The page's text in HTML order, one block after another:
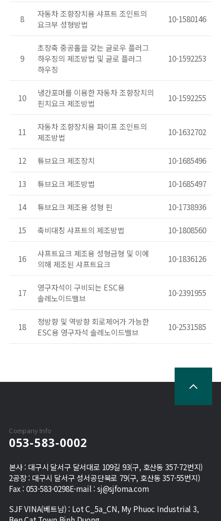
8
자동차 조향장치용 샤프트 조인트의
요크부 성형방법
10-1580146
9
초장축 중공홀을 갖는 글로우 플러그
하우징의 제조방법 및 글로 플러그
하우징
10-1592253
10
냉간포머를 이용한 자동차 조향장치의
핀치요크 제조방법
10-1592255
11
자동차 조향장치용 파이프 조인트의
제조방법
10-1632702
12 튜브요크 제조장치 10-1685496
13 튜브요크 제조방법 10-1685497
14 튜브요크 제조용 성형 핀 10-1738936
15 축비대칭 샤프트의 제조방법 10-1808560
16
샤프트요크 제조용 성형금형 및 이에
의해 제조된 샤프트요크
10-1836126
17
영구자석이 구비되는 ESC용
솔레노이드밸브
10-2391955
18
정방향 및 역방향 회로제어가 가능한
ESC용 영구자석 솔레노이드밸브
10-2531585
Company Info
053-583-0002
본사 : 대구시 달서구 달서대로 109길 93(구, 호산동 357-72번지)
2공장 : 대구시 달서구 성서공단북로 79(구, 호산동 357-55번지)
Fax : 053-583-0298E-mail : sj@sjfoma.com
SJF VINA(베트남) : Lot C_5a_CN, My Phuoc Industrial 3,